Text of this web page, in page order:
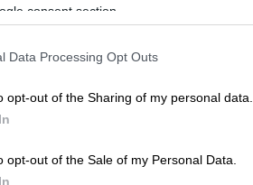
consent section.
Data Processing Opt Outs
opt-out of the Sharing of my personal data.
opt-out of the Sale of my Personal Data.
σε πισίνα στη Μύκονο: